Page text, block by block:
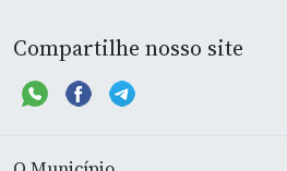
Compartilhe nosso site